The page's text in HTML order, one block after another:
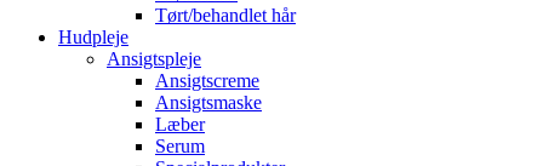
Tørt/behandlet hår
Hudpleje
Ansigtspleje
Ansigtscreme
Ansigtsmaske
Læber
Serum